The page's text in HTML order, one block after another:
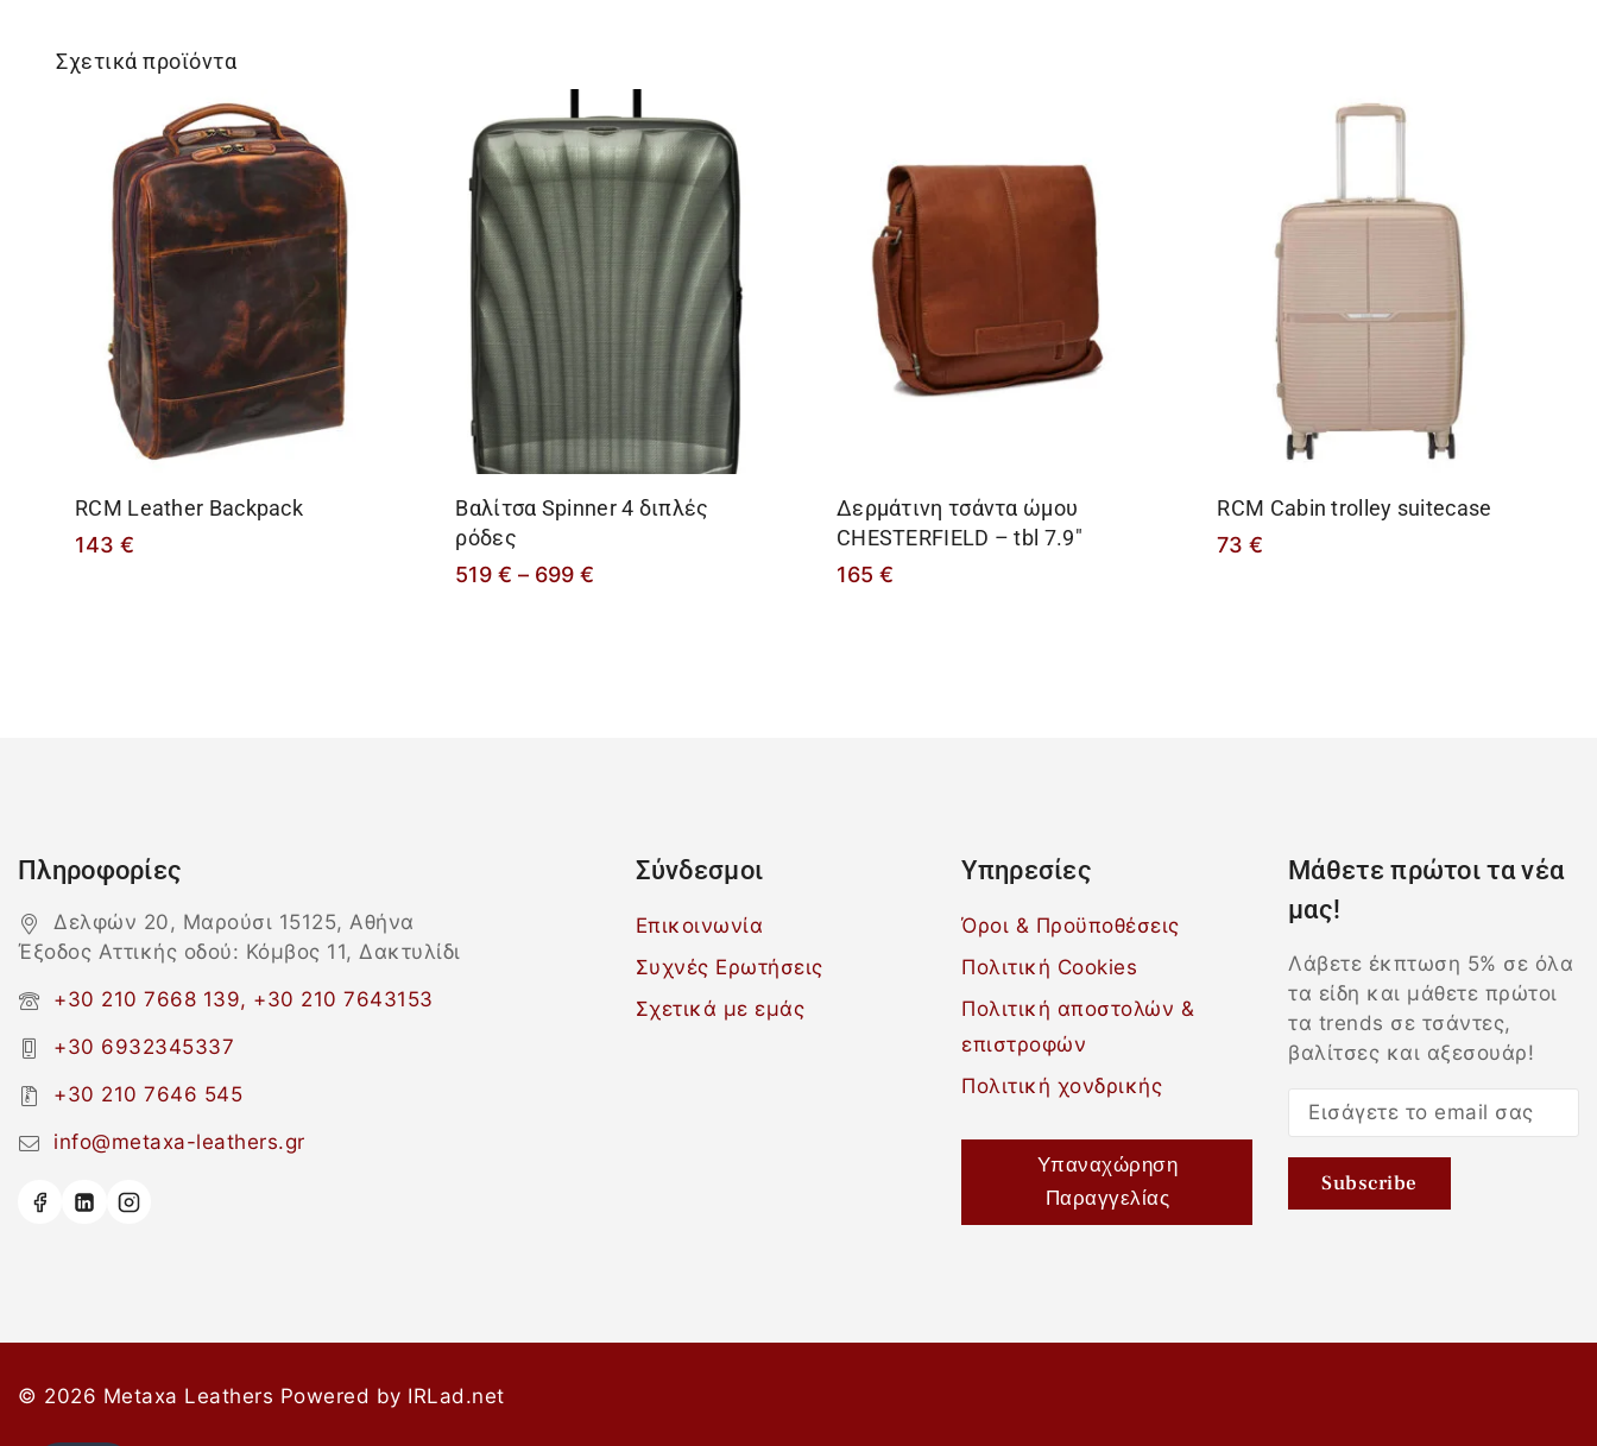
Σχετικά προϊόντα
RCM Leather Backpack
143 €
Βαλίτσα Spinner 4 διπλές
ρόδες
519€ – 699€
Δερμάτινη τσάντα ώμου
CHESTERFIELD – tbl 7.9″
165 €
RCM Cabin trolley suitecase
73€
Πληροφορίες
Δελφών 20, Μαρούσι 15125, Αθήνα
Έξοδος Αττικής οδού: Κόμβος 11, Δακτυλίδι
+30 210 7668 139, +30 210 7643153
+30 6932345337
+30 210 7646 545
info@metaxa-leathers.gr
Σύνδεσμοι
Επικοινωνία
Συχνές Ερωτήσεις
Σχετικά με εμάς
Υπηρεσίες
Όροι & Προϋποθέσεις
Πολιτική Cookies
Πολιτική αποστολών &
επιστροφών
Πολιτική χονδρικής
Υπαναχώρηση
Παραγγελίας
Μάθετε πρώτοι τα νέα
μας!
Λάβετε έκπτωση 5% σε όλα
τα είδη και μάθετε πρώτοι
τα trends σε τσάντες,
βαλίτσες και αξεσουάρ!
© 2026 Metaxa Leathers Powered by IRLad.net